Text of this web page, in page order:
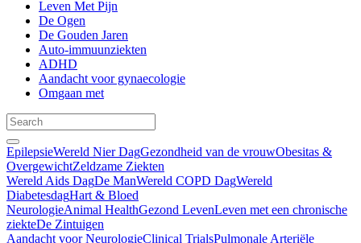
Leven Met Pijn
De Ogen
De Gouden Jaren
Auto-immuunziekten
ADHD
Aandacht voor gynaecologie
Omgaan met
EpilepsieWereld Nier DagGezondheid van de vrouwObesitas &
OvergewichtZeldzame Ziekten
Wereld Aids DagDe ManWereld COPD DagWereld
DiabetesdagHart & Bloed
NeurologieAnimal HealthGezond LevenLeven met een chronische
ziekteDe Zintuigen
Aandacht voor NeurologieClinical TrialsPulmonale Arteriële